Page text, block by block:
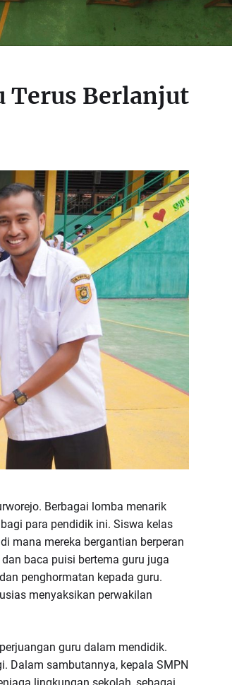
Terus Berlanjut
Berbagai lomba menarik
para pendidik ini. Siswa kelas
mana mereka bergantian berperan
baca puisi bertema guru juga
penghormatan kepada guru.
menyaksikan perwakilan
guru dalam mendidik.
Dalam sambutannya, kepala SMPN